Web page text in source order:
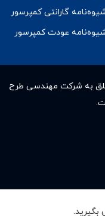
گارانتی کمپرسور
عودت کمپرسور
به شرکت مهندسی طرح
بگیرید.